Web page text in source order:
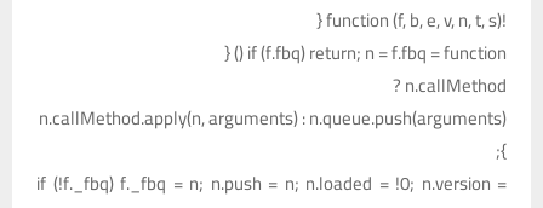
!function (f, b, e, v, n, t, s) {
if (f.fbq) return; n = f.fbq = function () {
n.callMethod ?
n.callMethod.apply(n, arguments) : n.queue.push(arguments)
};
if (!f._fbq) f._fbq = n; n.push = n; n.loaded = !0; n.version =